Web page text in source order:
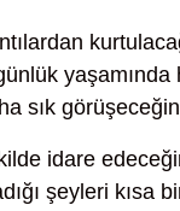
sık
idare
şeyleri kısa